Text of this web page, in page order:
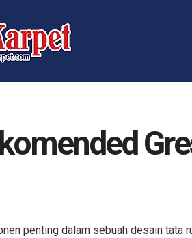
penting dalam sebuah desain tata